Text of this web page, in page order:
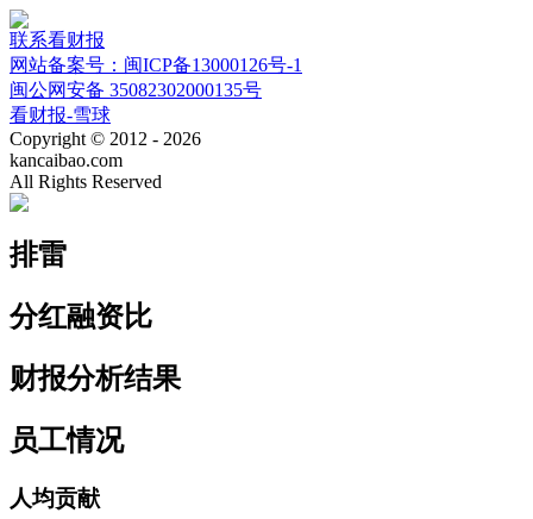
联系看财报
网站备案号：闽ICP备13000126号-1
闽公网安备 35082302000135号
看财报-雪球
Copyright © 2012 - 2026
kancaibao.com
All Rights Reserved
排雷
分红融资比
财报分析结果
员工情况
人均贡献